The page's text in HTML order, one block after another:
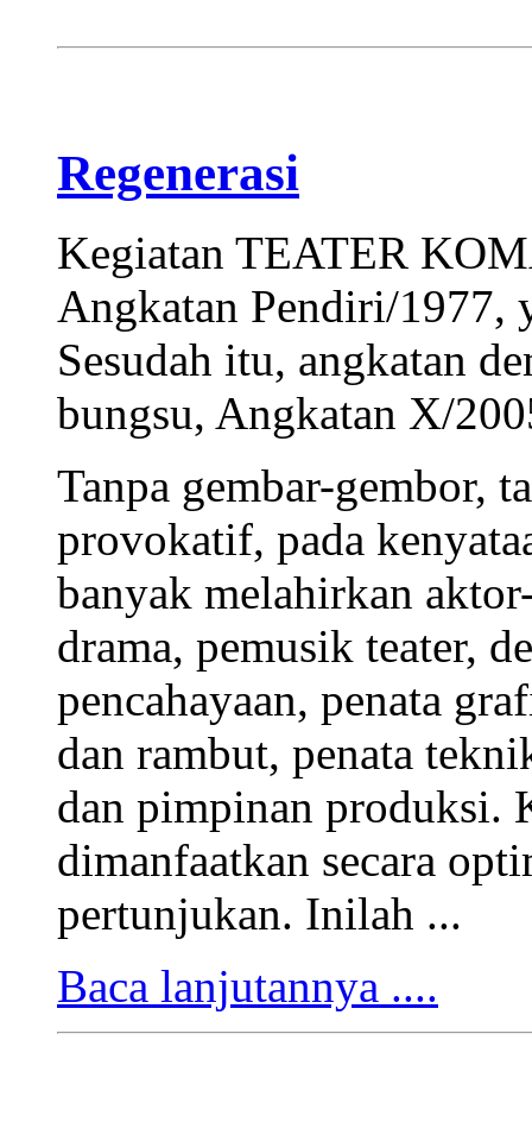
Regenerasi
Kegiatan TEATER
Angkatan Pendiri/1977,
Sesudah itu, angkatan
bungsu, Angkatan X/
Tanpa gembar-gembor,
provokatif, pada
banyak melahirkan
drama, pemusik teater,
pencahayaan, penata
dan rambut, penata
dan pimpinan produksi.
dimanfaatkan secara
pertunjukan. Inilah ...
Baca lanjutannya ....